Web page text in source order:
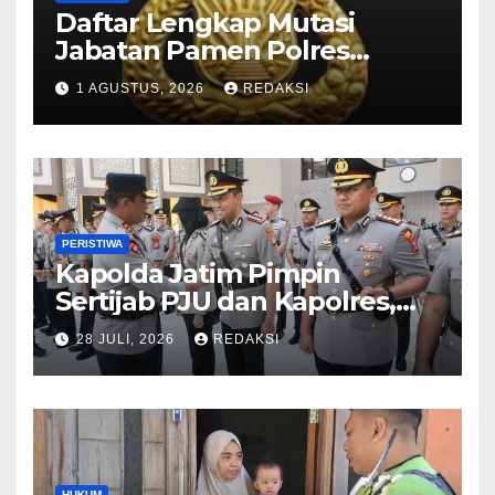
Daftar Lengkap Mutasi
Jabatan Pamen Polres
Jajaran Polda Jatim 2026
1 AGUSTUS, 2026 REDAKSI
PERISTIWA
Kapolda Jatim Pimpin
Sertijab PJU dan Kapolres,
Perkuat Regenerasi
Kepemimpinan dan
Pelayanan Presisi
28 JULI, 2026 REDAKSI